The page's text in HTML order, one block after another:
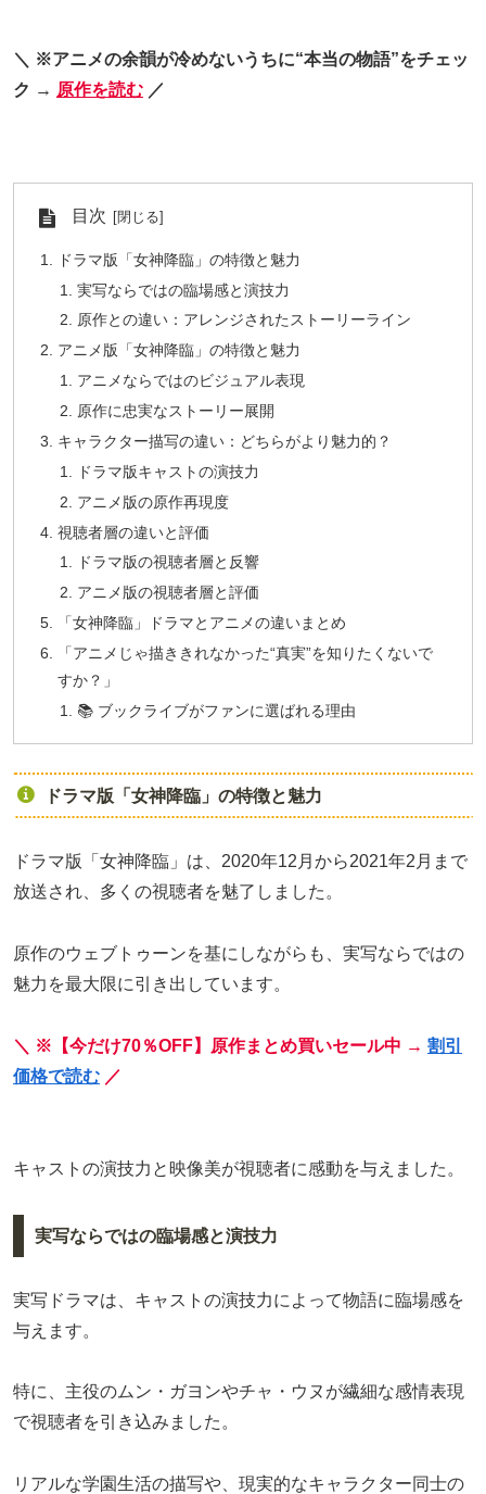
＼ ※アニメの余韻が冷めないうちに“本当の物語”をチェッ
ク → 原作を読む ／
目次
ドラマ版「女神降臨」の特徴と魅力
実写ならではの臨場感と演技力
原作との違い：アレンジされたストーリーライン
アニメ版「女神降臨」の特徴と魅力
アニメならではのビジュアル表現
原作に忠実なストーリー展開
キャラクター描写の違い：どちらがより魅力的？
ドラマ版キャストの演技力
アニメ版の原作再現度
視聴者層の違いと評価
ドラマ版の視聴者層と反響
アニメ版の視聴者層と評価
「女神降臨」ドラマとアニメの違いまとめ
「アニメじゃ描ききれなかった“真実”を知りたくないで
すか？」
📚 ブックライブがファンに選ばれる理由
ドラマ版「女神降臨」の特徴と魅力
ドラマ版「女神降臨」は、2020年12月から2021年2月まで
放送され、多くの視聴者を魅了しました。
原作のウェブトゥーンを基にしながらも、実写ならではの
魅力を最大限に引き出しています。
＼ ※【今だけ70％OFF】原作まとめ買いセール中 → 割引
価格で読む ／
キャストの演技力と映像美が視聴者に感動を与えました。
実写ならではの臨場感と演技力
実写ドラマは、キャストの演技力によって物語に臨場感を
与えます。
特に、主役のムン・ガヨンやチャ・ウヌが繊細な感情表現
で視聴者を引き込みました。
リアルな学園生活の描写や、現実的なキャラクター同士の